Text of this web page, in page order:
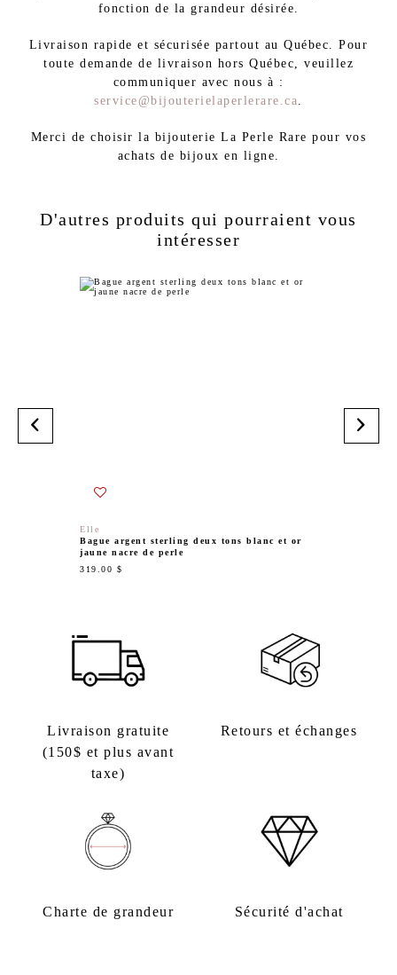
fonction de la grandeur désirée.
Livraison rapide et sécurisée partout au Québec. Pour
toute demande de livraison hors Québec, veuillez
communiquer avec nous à :
service@bijouterielaperlerare.ca
Merci de choisir la bijouterie La Perle Rare pour vos
achats de bijoux en ligne.
D'autres produits qui pourraient vous
intéresser
Elle
Bague argent sterling deux tons blanc et or
jaune nacre de perle
319.00 $
Livraison gratuite
(150$ et plus avant
taxe)
Retours et échanges
Charte de grandeur Sécurité d'achat